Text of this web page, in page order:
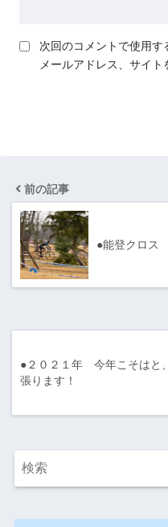
次回のコメントで使用す
メールアドレス、サイト
前の記事
●能登クロス
●２０２１年 今年こそはと
張ります！